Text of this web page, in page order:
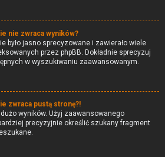
nie zwraca wyników?
było jasno sprecyzowane i zawierało wiele
przez phpBB. Dokładnie sprecyzuj
w wyszukiwaniu zaawansowanym.
zwraca pustą stronę?!
wyników. Użyj zaawansowanego
precyzyjnie określić szukany fragment